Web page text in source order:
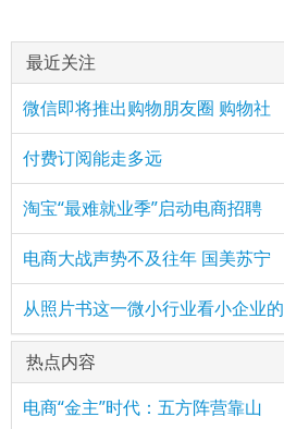
最近关注
微信即将推出购物朋友圈 购物社
付费订阅能走多远
淘宝“最难就业季”启动电商招聘
电商大战声势不及往年 国美苏宁
从照片书这一微小行业看小企业的
热点内容
电商“金主”时代：五方阵营靠山